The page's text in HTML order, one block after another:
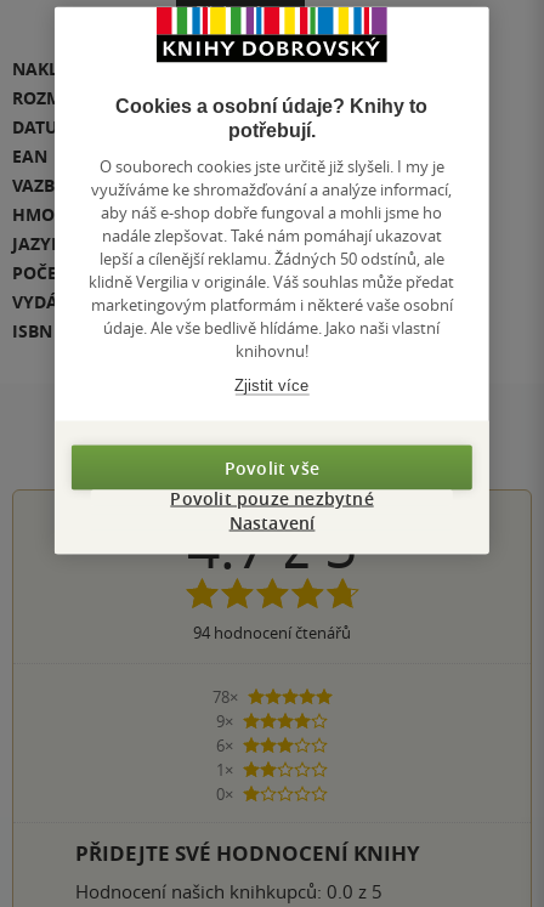
Přidat téma
NAKLADATEL
Drobek
ROZMĚR
166 x 247 x 20
DATUM VYDÁNÍ
2.11.2022
EAN
9788027713455
VAZBA
pevná vazba
HMOTNOST
538 g
JAZYK
čeština
POČET STRAN
112
VYDÁNÍ
1
ISBN
978-80-277-1345-5
Hodnocení a recenze čtenářů
4.7z5
94 hodnocení čtenářů
78×
5 hvězdiček
9×
4 hvězdičky
6×
3 hvězdičky
1×
2 hvězdičky
0×
1 hvezdička
PŘIDEJTE SVÉ HODNOCENÍ KNIHY
Hodnocení našich knihkupců: 0.0 z 5
Cookies a osobní údaje? Knihy to
potřebují.
O souborech cookies jste určitě již slyšeli. I my je
využíváme ke shromažďování a analýze informací,
aby náš e-shop dobře fungoval a mohli jsme ho
nadále zlepšovat. Také nám pomáhají ukazovat
lepší a cílenější reklamu. Žádných 50 odstínů, ale
klidně Vergilia v originále. Váš souhlas může předat
marketingovým platformám i některé vaše osobní
údaje. Ale vše bedlivě hlídáme. Jako naši vlastní
knihovnu!
Zjistit více
Povolit vše
Povolit pouze nezbytné
Nastavení